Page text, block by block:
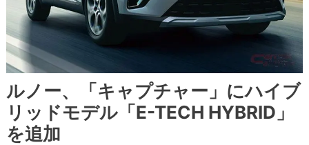
ルノー、「キャプチャー」にハイブ
リッドモデル「E-TECH HYBRID」
を追加